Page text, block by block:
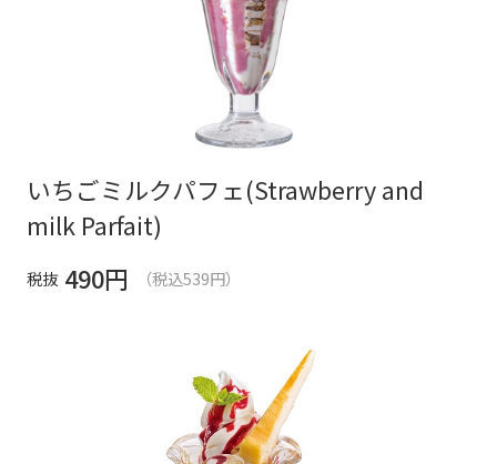
いちごミルクパフェ(Strawberry and
milk Parfait)
税抜 490円 （税込539円）